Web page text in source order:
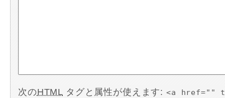
次のHTMLタグと属性が使えます:<a href=""